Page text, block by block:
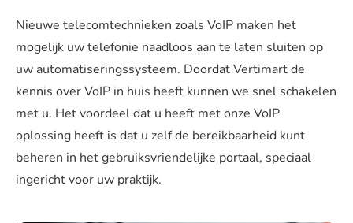
Nieuwe telecomtechnieken zoals VoIP maken het
mogelijk uw telefonie naadloos aan te laten sluiten op
uw automatiseringssysteem. Doordat Vertimart de
kennis over VoIP in huis heeft kunnen we snel schakelen
met u. Het voordeel dat u heeft met onze VoIP
oplossing heeft is dat u zelf de bereikbaarheid kunt
beheren in het gebruiksvriendelijke portaal, speciaal
ingericht voor uw praktijk.